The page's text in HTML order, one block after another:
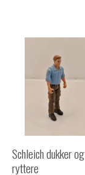
Schleich dukker og
ryttere